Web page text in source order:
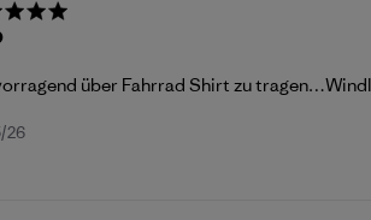
über Fahrrad Shirt zu
Veröffentlichungsdatum
26